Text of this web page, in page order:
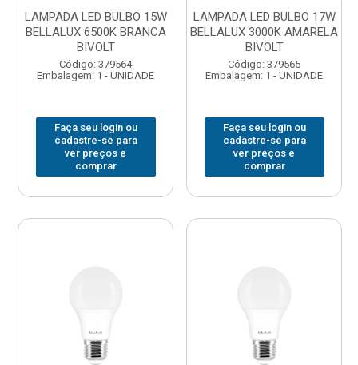
LAMPADA LED BULBO 15W
BELLALUX 6500K BRANCA
BIVOLT
Código: 379564
Embalagem: 1 - UNIDADE
Faça seu login ou
cadastre-se para
ver preços e
comprar
LAMPADA LED BULBO 17W
BELLALUX 3000K AMARELA
BIVOLT
Código: 379565
Embalagem: 1 - UNIDADE
Faça seu login ou
cadastre-se para
ver preços e
comprar